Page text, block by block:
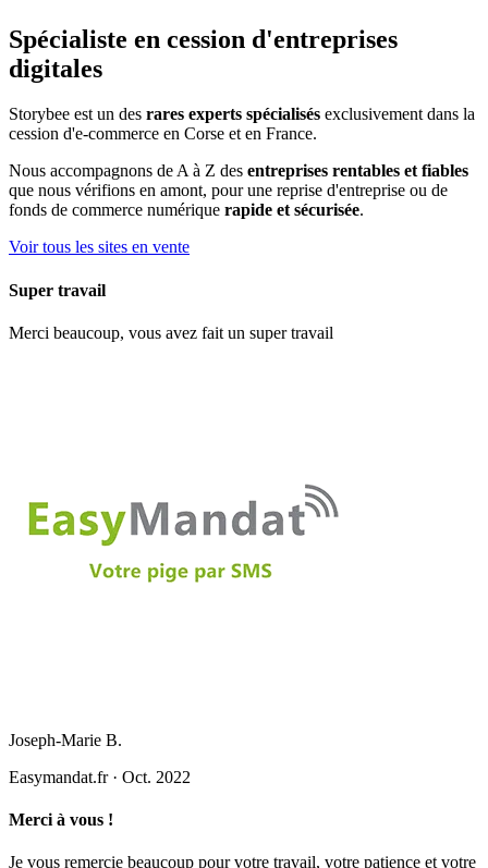
Spécialiste en cession d'entreprises
digitales
Storybee est un des rares experts spécialisés exclusivement dans la
cession d'e-commerce en Corse et en France.
Nous accompagnons de A à Z des entreprises rentables et fiables
que nous vérifions en amont, pour une reprise d'entreprise ou de
fonds de commerce numérique rapide et sécurisée.
Voir tous les sites en vente
Super travail
Merci beaucoup, vous avez fait un super travail
Joseph-Marie B.
Easymandat.fr· Oct. 2022
Merci à vous !
Je vous remercie beaucoup pour votre travail, votre patience et votre